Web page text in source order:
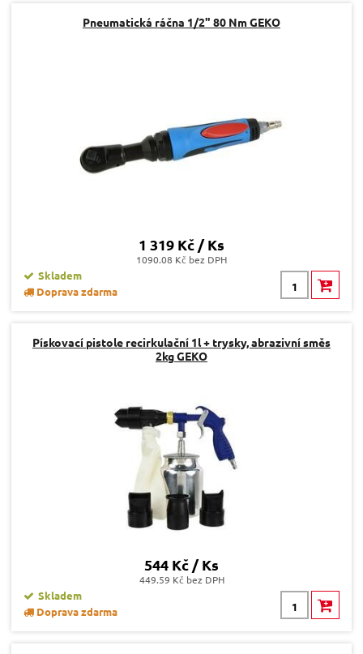
Pneumatická ráčna 1/2" 80 Nm GEKO
1 319 Kč / Ks
1090.08 Kč bez DPH
Skladem
Doprava zdarma
Pískovací pistole recirkulační 1l + trysky, abrazivní směs
2kg GEKO
544 Kč / Ks
449.59 Kč bez DPH
Skladem
Doprava zdarma